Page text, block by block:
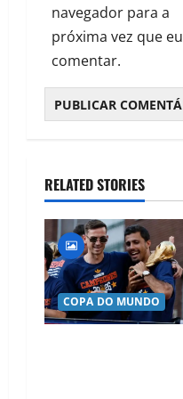
navegador para a
próxima vez que eu
comentar.
RELATED STORIES
COPA DO MUNDO